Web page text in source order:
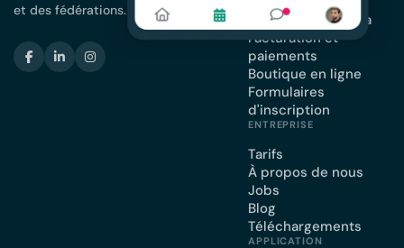
et des fédérations.
Planning et agenda
Facturation et
paiements
Boutique en ligne
Formulaires
d'inscription
ENTREPRISE
Tarifs
À propos de nous
Jobs
Blog
Téléchargements
APPLICATION